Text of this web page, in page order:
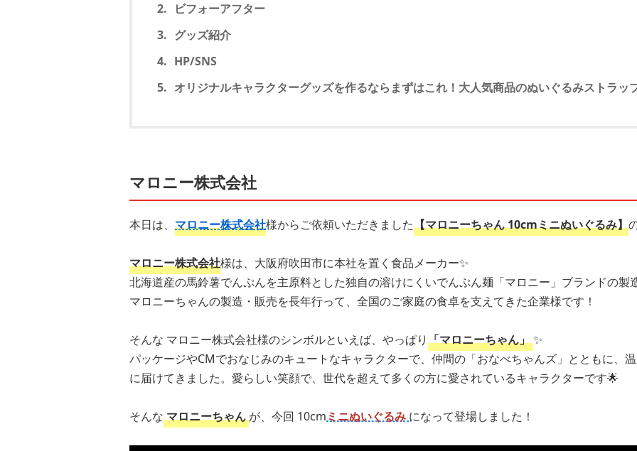
ビフォーアフター
グッズ紹介
HP/SNS
オリジナルキャラクターグッズを作るならまずはこれ！大人気商品のぬいぐるみストラッ
マロニー株式会社
本日は、 マロニー株式会社様からご依頼いただきました【マロニーちゃん 10cmミニぬいぐるみ】
マロニー株式会社様は、大阪府吹田市に本社を置く食品メーカー✨
北海道産の馬鈴薯でんぷんを主原料とした独自の溶けにくいでんぷん麺「マロニー」ブランドの製
マロニーちゃんの製造・販売を長年行って、全国のご家庭の食卓を支えてきた企業様です！
そんな マロニー株式会社様のシンボルといえば、やっぱり「マロニーちゃん」✨
パッケージやCMでおなじみのキュートなキャラクターで、仲間の「おなべちゃんズ」とともに、
に届けてきました。愛らしい笑顔で、世代を超えて多くの方に愛されているキャラクターです🌟
そんなマロニーちゃんが、今回 10cmミニぬいぐるみ になって登場しました！